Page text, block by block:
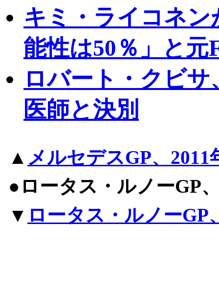
キミ・ライコネ
能性は50％」と元
ロバート・クビ
医師と決別
▲ メルセデスGP、
●ロータス・ルノーGP
▼ ロータス・ルノー